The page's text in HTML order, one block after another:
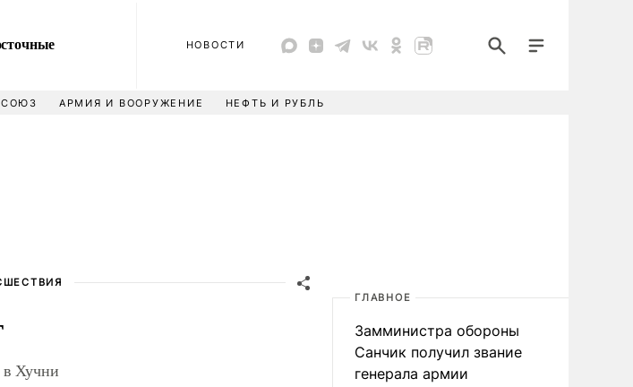
НОВОСТИ
АРМИЯ И ВООРУЖЕНИЕ НЕФТЬ И РУБЛЬ
в Хучни
ГЛАВНОЕ
Замминистра обороны
Санчик получил звание
генерала армии